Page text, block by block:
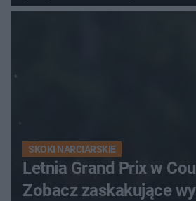
gospodarzy?
SKOKI NARCIARSKIE
Letnia Grand Prix w
Zobacz zaskakujące